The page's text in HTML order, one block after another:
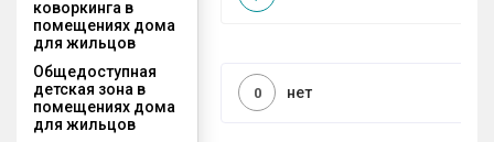
коворкинга в
помещениях дома
для жильцов
Общедоступная
детская зона в
помещениях дома
для жильцов
нет
0